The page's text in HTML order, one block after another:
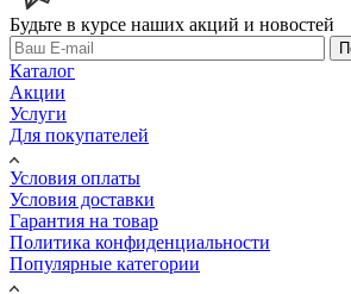
Будьте в курсе наших акций и новостей
Каталог
Акции
Услуги
Для покупателей
Условия оплаты
Условия доставки
Гарантия на товар
Политика конфиденциальности
Популярные категории